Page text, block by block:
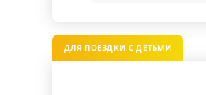
ДЛЯ ПОЕЗДКИ С ДЕТЬМИ